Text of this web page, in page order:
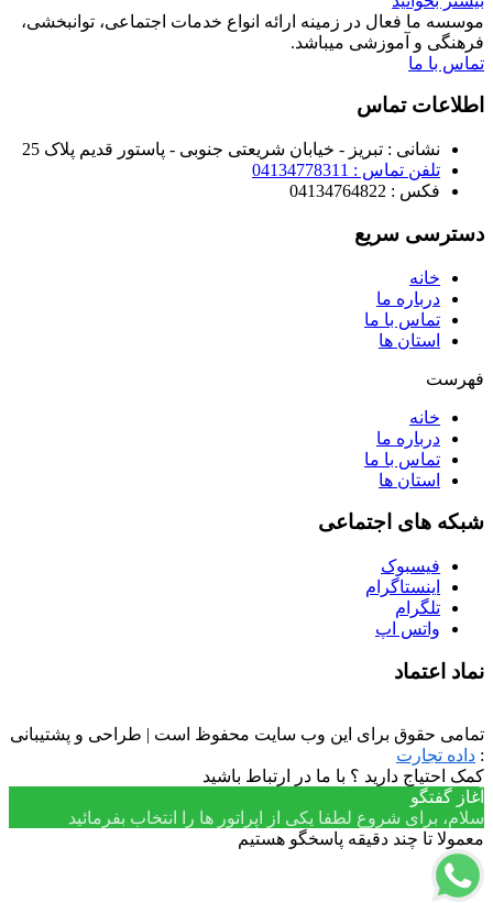
موسسه ما فعال در زمینه ارائه انواع خدمات اجتماعی، توانبخشی،
فرهنگی و آموزشی میباشد.
تماس با ما
اطلاعات تماس
نشانی : تبریز - خیابان شریعتی جنوبی - پاستور قدیم پلاک 25
تلفن تماس : 04134778311
فکس : 04134764822
دسترسی سریع
خانه
درباره ما
تماس با ما
استان ها
فهرست
خانه
درباره ما
تماس با ما
استان ها
شبکه های اجتماعی
فیسبوک
اینستاگرام
تلگرام
واتس اپ
نماد اعتماد
تمامی حقوق برای این وب سایت محفوظ است | طراحی و پشتیبانی
: داده تجارت
کمک احتیاج دارید ؟ با ما در ارتباط باشید
آغاز گفتگو
سلام، برای شروع لطفا یکی از اپراتور ها را انتخاب بفرمائید
معمولا تا چند دقیقه پاسخگو هستیم